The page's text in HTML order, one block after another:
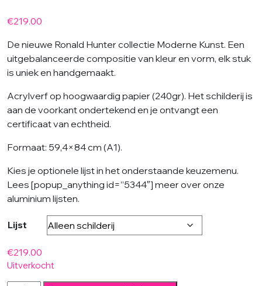
€219.00
De nieuwe Ronald Hunter collectie Moderne Kunst. Een
uitgebalanceerde compositie van kleur en vorm, elk stuk
is uniek en handgemaakt.
Acrylverf op hoogwaardig papier (240gr). Het schilderij is
aan de voorkant ondertekend en je ontvangt een
certificaat van echtheid.
Formaat: 59,4×84 cm (A1).
Kies je optionele lijst in het onderstaande keuzemenu.
Lees [popup_anything id=”5344″] meer over onze
aluminium lijsten.
Lijst
€219.00
Uitverkocht